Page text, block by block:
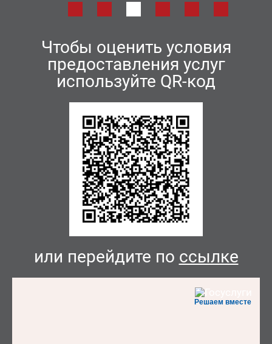
Чтобы оценить условия
предоставления услуг
используйте QR-код
или перейдите по ссылке
Решаем вместе